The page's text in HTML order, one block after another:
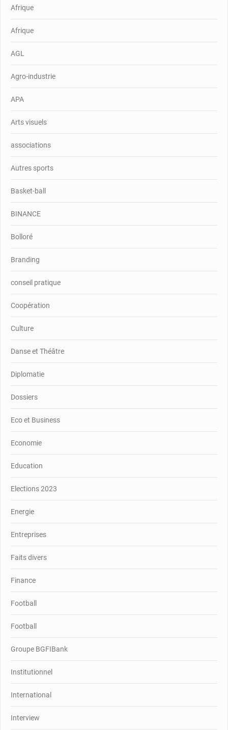
Afrique
Afrique
AGL
Agro-industrie
APA
Arts visuels
associations
Autres sports
Basket-ball
BINANCE
Bolloré
Branding
conseil pratique
Coopération
Culture
Danse et Théâtre
Diplomatie
Dossiers
Eco et Business
Economie
Education
Elections 2023
Energie
Entreprises
Faits divers
Finance
Football
Football
Groupe BGFIBank
Institutionnel
International
Interview